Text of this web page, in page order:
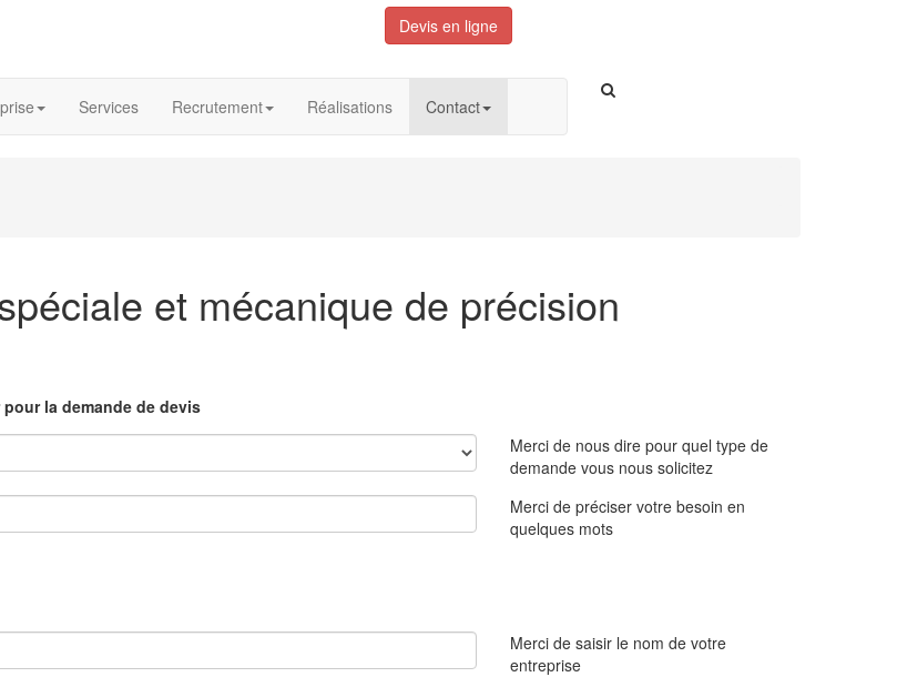
Devis en ligne
Services Recrutement Réalisations Contact
et mécanique de précision
la demande de devis
Merci de nous dire pour quel type de
demande vous nous solicitez
Merci de préciser votre besoin en
quelques mots
Merci de saisir le nom de votre
entreprise